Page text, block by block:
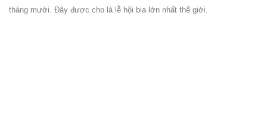
tháng mười. Đây được cho là lễ hội bia lớn nhất thế giới.